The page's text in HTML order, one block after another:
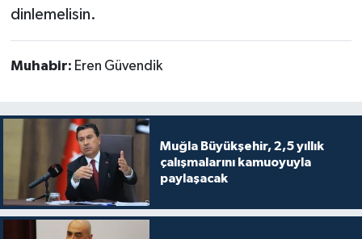
dinlemelisin.
Muhabir: Eren Güvendik
Muğla Büyükşehir, 2,5 yıllık
çalışmalarını kamuoyuyla
paylaşacak